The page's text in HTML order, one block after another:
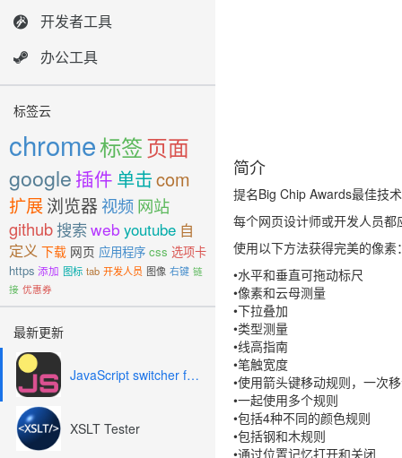
开发者工具
办公工具
标签云
chrome标签页面
google 插件 单击com
扩展浏览器 视频网站
github搜索web youtube 自
定义 下载 网页 应用程序 css 选项卡
https 添加 图标 tab 开发人员 图像 右键 链
接 优惠券
最新更新
JavaScript switcher for SEO and development
XSLT Tester
简介
提名Big Chip Awards最佳技
每个网页设计师或开发人员都
使用以下方法获得完美的像素
•水平和垂直可拖动标尺
•像素和云母测量
•下拉叠加
•类型测量
•线高指南
•笔触宽度
•使用箭头键移动规则，一次
•一起使用多个规则
•包括4种不同的颜色规则
•包括钢和木规则
•通过位置记忆打开和关闭